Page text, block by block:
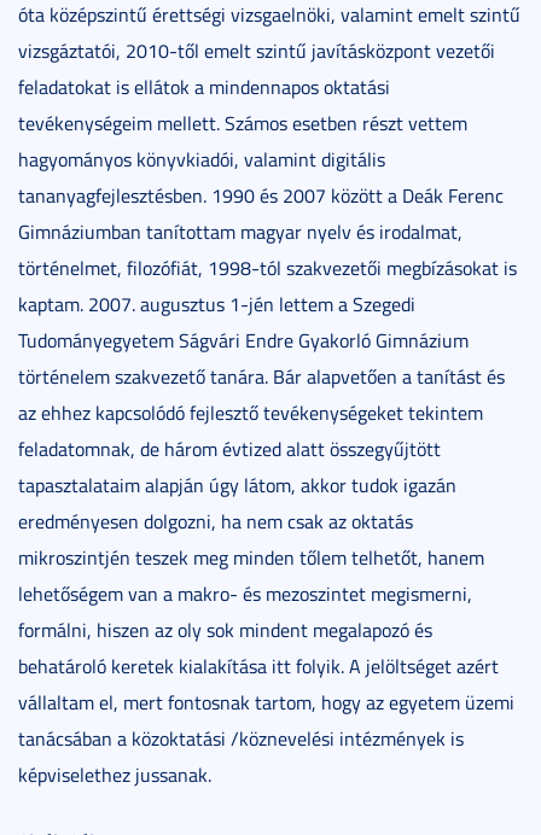
óta középszintű érettségi vizsgaelnöki, valamint emelt szintű
vizsgáztatói, 2010-től emelt szintű javításközpont vezetői
feladatokat is ellátok a mindennapos oktatási
tevékenységeim mellett. Számos esetben részt vettem
hagyományos könyvkiadói, valamint digitális
tananyagfejlesztésben. 1990 és 2007 között a Deák Ferenc
Gimnáziumban tanítottam magyar nyelv és irodalmat,
történelmet, filozófiát, 1998-tól szakvezetői megbízásokat is
kaptam. 2007. augusztus 1-jén lettem a Szegedi
Tudományegyetem Ságvári Endre Gyakorló Gimnázium
történelem szakvezető tanára. Bár alapvetően a tanítást és
az ehhez kapcsolódó fejlesztő tevékenységeket tekintem
feladatomnak, de három évtized alatt összegyűjtött
tapasztalataim alapján úgy látom, akkor tudok igazán
eredményesen dolgozni, ha nem csak az oktatás
mikroszintjén teszek meg minden tőlem telhetőt, hanem
lehetőségem van a makro- és mezoszintet megismerni,
formálni, hiszen az oly sok mindent megalapozó és
behatároló keretek kialakítása itt folyik. A jelöltséget azért
vállaltam el, mert fontosnak tartom, hogy az egyetem üzemi
tanácsában a közoktatási /köznevelési intézmények is
képviselethez jussanak.